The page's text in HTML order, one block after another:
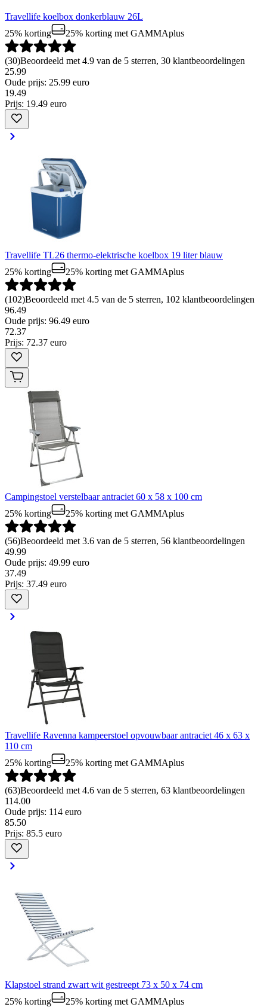
Travellife koelbox donkerblauw 26L
25% korting
25% korting met GAMMAplus
(30)Beoordeeld met 4.9 van de 5 sterren, 30 klantbeoordelingen
25.99
Oude prijs: 25.99 euro
19.49
Prijs: 19.49 euro
Travellife TL26 thermo-elektrische koelbox 19 liter blauw
25% korting
25% korting met GAMMAplus
(102)Beoordeeld met 4.5 van de 5 sterren, 102 klantbeoordelingen
96.49
Oude prijs: 96.49 euro
72.37
Prijs: 72.37 euro
Campingstoel verstelbaar antraciet 60 x 58 x 100 cm
25% korting
25% korting met GAMMAplus
(56)Beoordeeld met 3.6 van de 5 sterren, 56 klantbeoordelingen
49.99
Oude prijs: 49.99 euro
37.49
Prijs: 37.49 euro
Travellife Ravenna kampeerstoel opvouwbaar antraciet 46 x 63 x
110 cm
25% korting
25% korting met GAMMAplus
(63)Beoordeeld met 4.6 van de 5 sterren, 63 klantbeoordelingen
114.00
Oude prijs: 114 euro
85.50
Prijs: 85.5 euro
Klapstoel strand zwart wit gestreept 73 x 50 x 74 cm
25% korting
25% korting met GAMMAplus